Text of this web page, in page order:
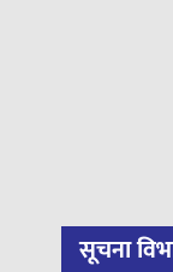
सूचना